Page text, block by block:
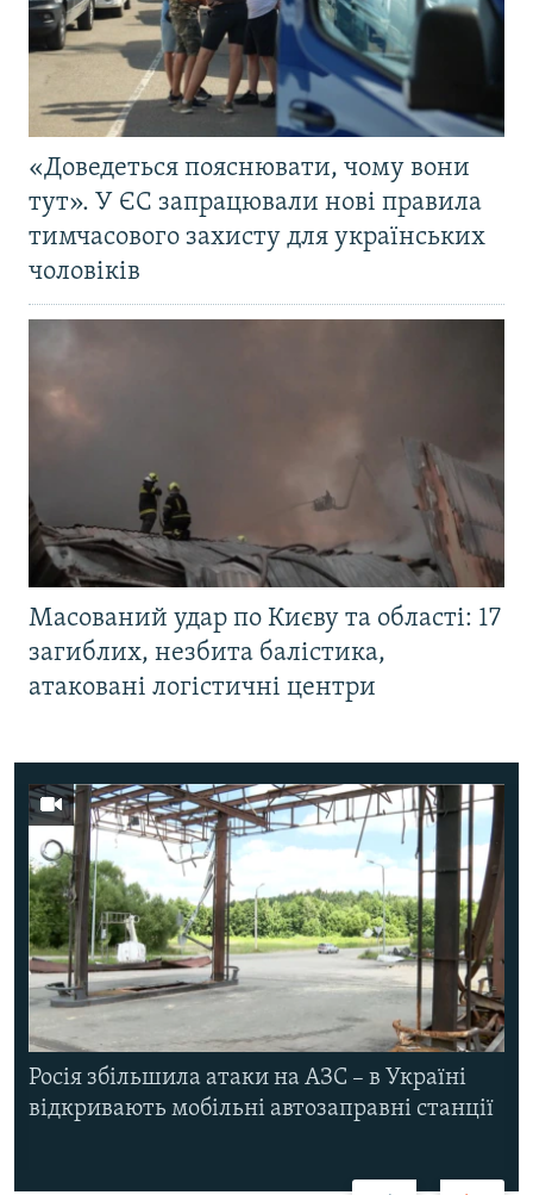
«Доведеться пояснювати, чому вони
тут». У ЄС запрацювали нові правила
тимчасового захисту для українських
чоловіків
Масований удар по Києву та області: 17
загиблих, незбита балістика,
атаковані логістичні центри
Росія збільшила атаки на АЗС – в Україні
відкривають мобільні автозаправні станції